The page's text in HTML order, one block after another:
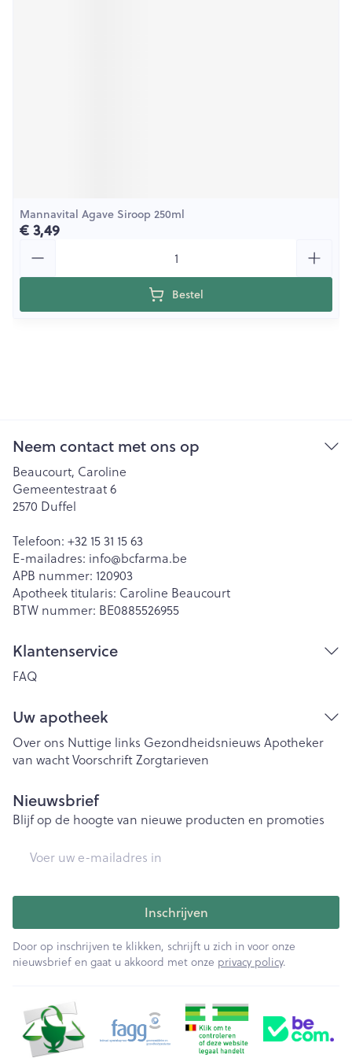
Mannavital Agave Siroop 250ml
€ 3,49
Bestel
Neem contact met ons op
Beaucourt, Caroline
Gemeentestraat 6
2570 Duffel
Telefoon: +32 15 31 15 63
E-mailadres: info@bcfarma.be
APB nummer: 120903
Apotheek titularis: Caroline Beaucourt
BTW nummer: BE0885526955
Klantenservice
FAQ
Uw apotheek
Over ons Nuttige links Gezondheidsnieuws Apotheker
van wachtVoorschriftZorgtarieven
Nieuwsbrief
Blijf op de hoogte van nieuwe producten en promoties
Inschrijven
Door op inschrijven te klikken, schrijft u zich in voor onze
nieuwsbrief en gaat u akkoord met onze privacy policy.